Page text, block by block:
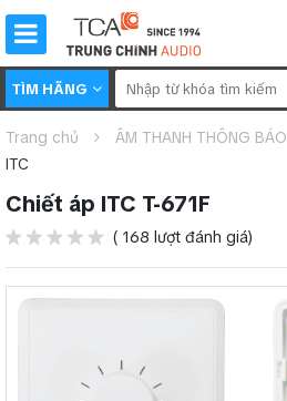
TÌM HÃNG
Trang chủ ÂM THANH THÔNG BÁO
ITC
Chiết áp ITC T-671F
( 168 lượt đánh giá)